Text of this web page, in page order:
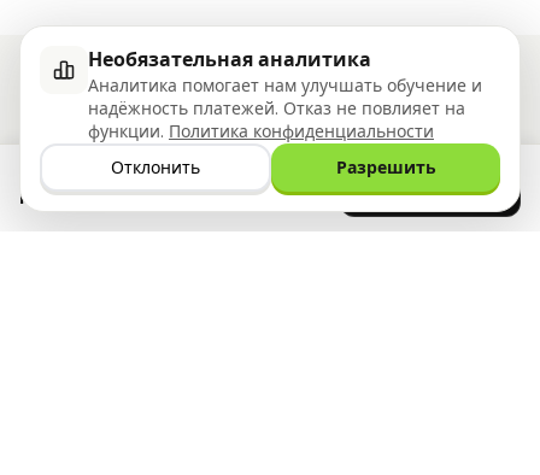
Ziyoly удовлетворяет потребности каждого ученика
0вопросов было отвечено!
Скачайте
приложение
прямо сейчас
GET IT ON
Google Play
Необязательная аналитика
Аналитика помогает нам улучшать обучение и
надёжность платежей. Отказ не повлияет на
функции. Политика конфиденциальности
Отклонить
Разрешить